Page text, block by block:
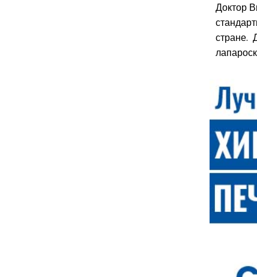
Доктор
стране.